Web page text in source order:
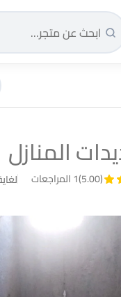
المنازل
(5.00) 1 المراجعات لغاية 70%